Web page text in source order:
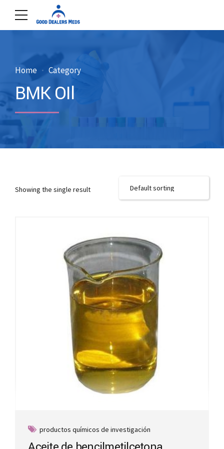
Home Category
BMK OIl
Showing the single result
productos químicos de investigación